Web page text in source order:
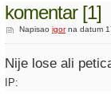
komentar [1]
Napisao igorna datum
Nije lose ali
IP: